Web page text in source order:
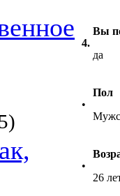
4.
Вы
да
•
Пол
•
26